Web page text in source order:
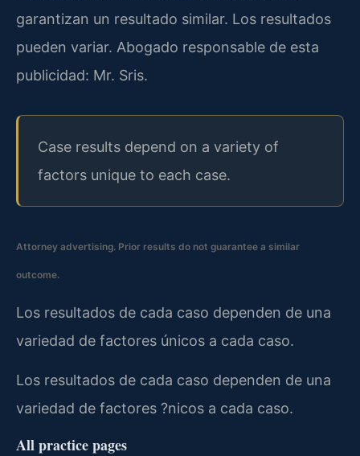
garantizan un resultado similar. Los resultados
pueden variar. Abogado responsable de esta
publicidad: Mr. Sris.
Case results depend on a variety of
factors unique to each case.
Attorney advertising. Prior results do not guarantee a similar
outcome.
Los resultados de cada caso dependen de una
variedad de factores únicos a cada caso.
Los resultados de cada caso dependen de una
variedad de factores ?nicos a cada caso.
All practice pages